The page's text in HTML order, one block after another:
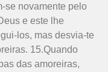
se novamente pelo
e este lhe
los, mas desvia-te
15.Quando
das amoreiras,